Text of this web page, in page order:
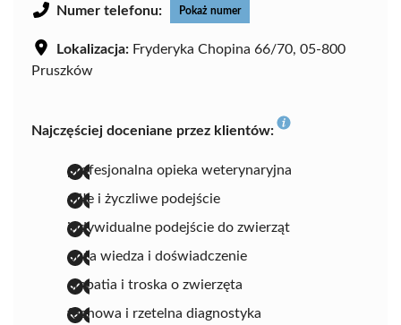
Numer telefonu: Pokaż numer
Lokalizacja: Fryderyka Chopina 66/70, 05-800
Pruszków
Najczęściej doceniane przez klientów:
profesjonalna opieka weterynaryjna
miłe i życzliwe podejście
indywidualne podejście do zwierząt
duża wiedza i doświadczenie
empatia i troska o zwierzęta
fachowa i rzetelna diagnostyka